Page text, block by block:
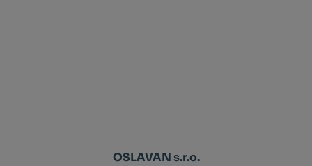
OSLAVAN s.r.o.